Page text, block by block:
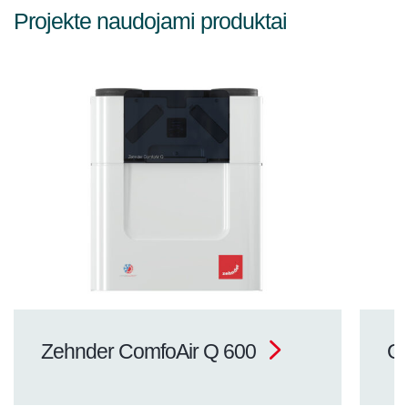
Projekte naudojami produktai
Zehnder ComfoAir Q 600